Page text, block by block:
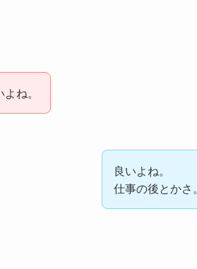
ね。
良いよね。
仕事の後とかさ。